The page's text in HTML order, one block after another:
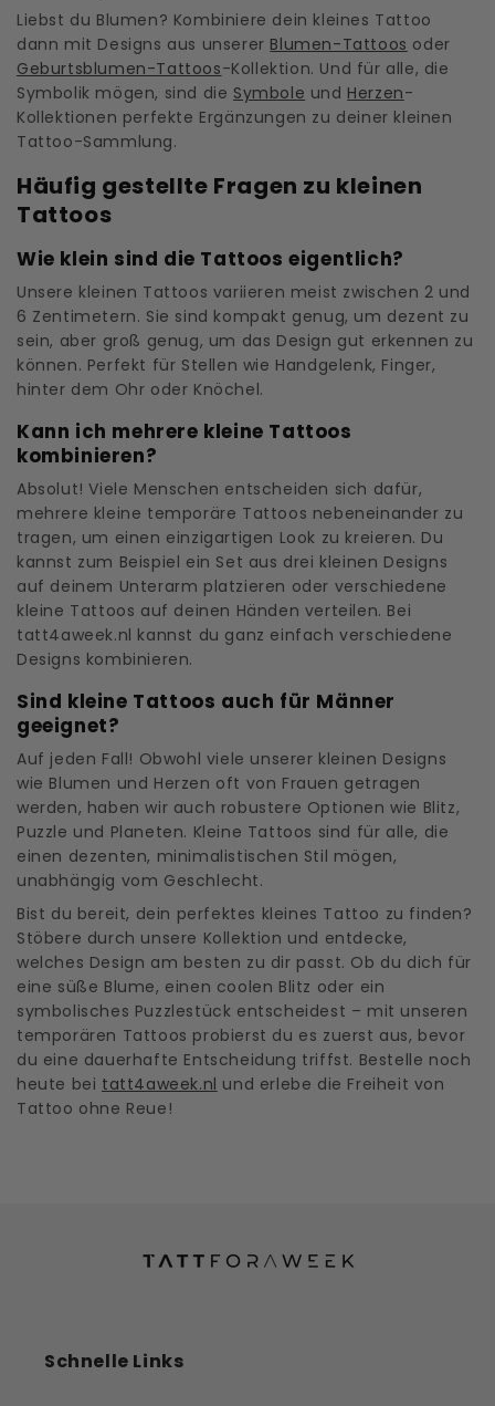
Liebst du Blumen? Kombiniere dein kleines Tattoo
dann mit Designs aus unserer Blumen-Tattoos oder
Geburtsblumen-Tattoos-Kollektion. Und für alle, die
Symbolik mögen, sind die Symbole und Herzen-
Kollektionen perfekte Ergänzungen zu deiner kleinen
Tattoo-Sammlung.
Häufig gestellte Fragen zu kleinen
Tattoos
Wie klein sind die Tattoos eigentlich?
Unsere kleinen Tattoos variieren meist zwischen 2 und
6 Zentimetern. Sie sind kompakt genug, um dezent zu
sein, aber groß genug, um das Design gut erkennen zu
können. Perfekt für Stellen wie Handgelenk, Finger,
hinter dem Ohr oder Knöchel.
Kann ich mehrere kleine Tattoos
kombinieren?
Absolut! Viele Menschen entscheiden sich dafür,
mehrere kleine temporäre Tattoos nebeneinander zu
tragen, um einen einzigartigen Look zu kreieren. Du
kannst zum Beispiel ein Set aus drei kleinen Designs
auf deinem Unterarm platzieren oder verschiedene
kleine Tattoos auf deinen Händen verteilen. Bei
tatt4aweek.nl kannst du ganz einfach verschiedene
Designs kombinieren.
Sind kleine Tattoos auch für Männer
geeignet?
Auf jeden Fall! Obwohl viele unserer kleinen Designs
wie Blumen und Herzen oft von Frauen getragen
werden, haben wir auch robustere Optionen wie Blitz,
Puzzle und Planeten. Kleine Tattoos sind für alle, die
einen dezenten, minimalistischen Stil mögen,
unabhängig vom Geschlecht.
Bist du bereit, dein perfektes kleines Tattoo zu finden?
Stöbere durch unsere Kollektion und entdecke,
welches Design am besten zu dir passt. Ob du dich für
eine süße Blume, einen coolen Blitz oder ein
symbolisches Puzzlestück entscheidest – mit unseren
temporären Tattoos probierst du es zuerst aus, bevor
du eine dauerhafte Entscheidung triffst. Bestelle noch
heute bei tatt4aweek.nl und erlebe die Freiheit von
Tattoo ohne Reue!
Schnelle Links